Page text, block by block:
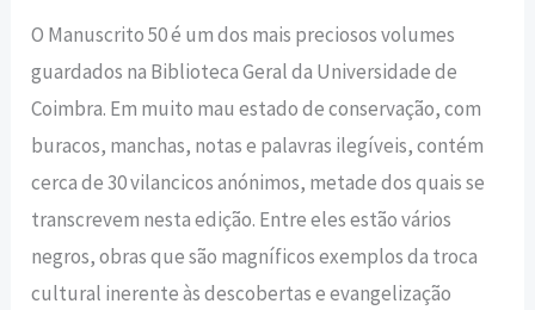
O Manuscrito 50 é um dos mais preciosos volumes
guardados na Biblioteca Geral da Universidade de
Coimbra. Em muito mau estado de conservação, com
buracos, manchas, notas e palavras ilegíveis, contém
cerca de 30 vilancicos anónimos, metade dos quais se
transcrevem nesta edição. Entre eles estão vários
negros, obras que são magníficos exemplos da troca
cultural inerente às descobertas e evangelização